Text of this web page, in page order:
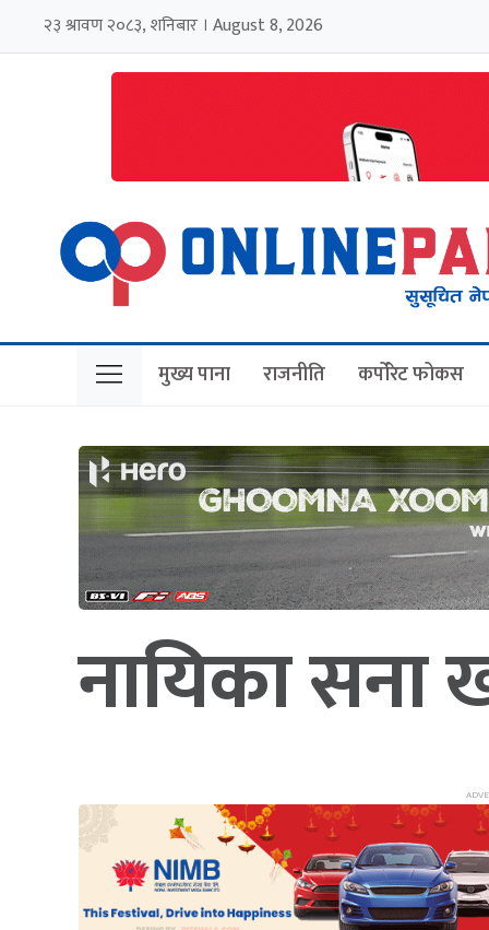
२३ श्रावण २०८३, शनिबार । August 8, 2026
मुख्य पाना राजनीति कर्पोरेट फोकस
नायिका सना